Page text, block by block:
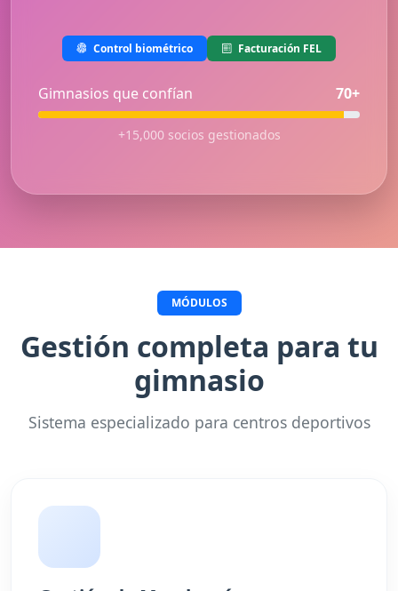
Control biométrico Facturación FEL
Gimnasios que confían 70+
+15,000 socios gestionados
MÓDULOS
Gestión completa para tu
gimnasio
Sistema especializado para centros deportivos